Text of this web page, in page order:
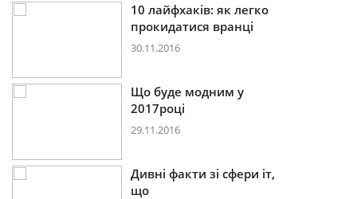
10 лайфхаків: як легко
прокидатися вранці
30.11.2016
Що буде модним у
2017році
29.11.2016
Дивні факти зі сфери іт,
що